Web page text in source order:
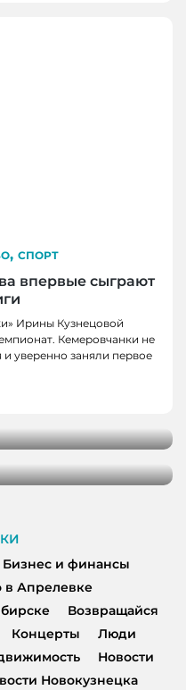
, СПОРТ
впервые сыграют
Ирины Кузнецовой
Кемеровчанки не
уверенно заняли первое
посетили более
Бизнес и финансы
в Апрелевке
Возвращайся
Концерты
Люди
Новости
Новокузнецка